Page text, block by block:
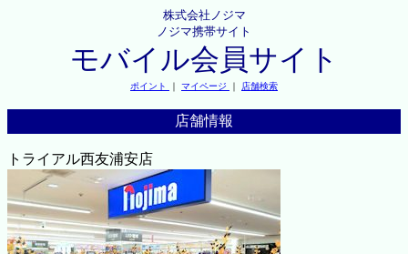
株式会社ノジマ
ノジマ携帯サイト
モバイル会員サイト
ポイント ｜ マイページ ｜ 店舗検索
店舗情報
トライアル西友浦安店